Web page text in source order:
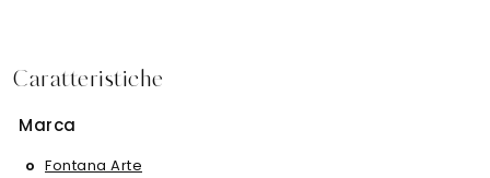
Caratteristiche
Marca
Fontana Arte